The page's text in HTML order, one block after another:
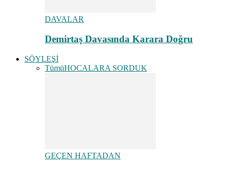
DAVALAR
Demirtaş Davasında Karara Doğru
SÖYLEŞİ
TümüHOCALARA SORDUK
GEÇEN HAFTADAN